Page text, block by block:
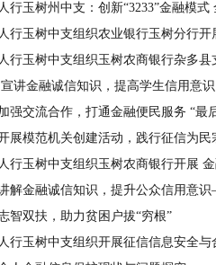
行玉树州中支：创新“3233”金融模
行玉树中支组织农业银行玉树分行
行玉树中支组织玉树农商银行杂多
宣讲金融诚信知识，提高学生信用意识
强交流合作，打通金融便民服务 “最
开展模范机关创建活动，践行征信为
行玉树中支组织玉树农商银行开展
讲解金融诚信知识，提升公众信用意
智双扶，助力贫困户拔“穷根”
行玉树中支组织开展征信信息安全